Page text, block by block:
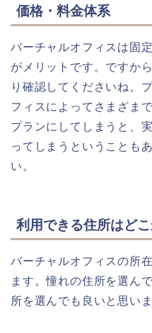
価格・料金体系
バーチャルオフィスは固
がメリットです。ですか
り確認してくださいね。
フィスによってさまざま
プランにしてしまうと、
ってしまうということも
い。
利用できる住所はどこ
バーチャルオフィスの所
ます。憧れの住所を選ん
所を選んでも良いと思いま